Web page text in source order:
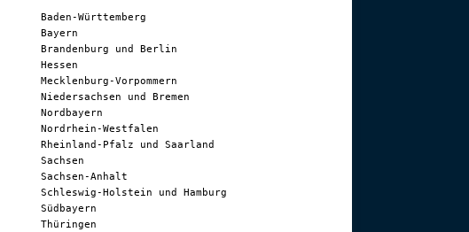
Baden-Württemberg
Bayern
Brandenburg und Berlin
Hessen
Mecklenburg-Vorpommern
Niedersachsen und Bremen
Nordbayern
Nordrhein-Westfalen
Rheinland-Pfalz und Saarland
Sachsen
Sachsen-Anhalt
Schleswig-Holstein und Hamburg
Südbayern
Thüringen